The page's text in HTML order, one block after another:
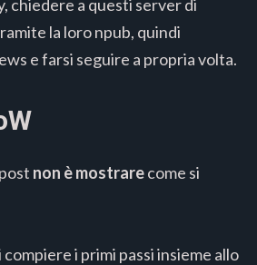
chiedere a questi server di
la loro npub, quindi
e farsi seguire a propria volta.
non è mostrarecome si
i primi passi insieme allo